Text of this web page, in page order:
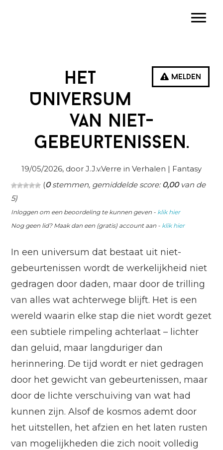
Melden
Het
Universum
van Niet-
Gebeurtenissen.
19/05/2026, door J.J.v.Verre in Verhalen | Fantasy
(0stemmen, gemiddelde score:0,00van de
5)
Inloggen om een beoordeling te kunnen geven - klik hier
Nog geen lid? Maak dan een (gratis) account aan - klik hier
In een universum dat bestaat uit niet-
gebeurtenissen wordt de werkelijkheid niet
gedragen door daden, maar door de trilling
van alles wat achterwege blijft. Het is een
wereld waarin elke stap die niet wordt gezet
een subtiele rimpeling achterlaat – lichter
dan geluid, maar langduriger dan
herinnering. De tijd wordt er niet gedragen
door het gewicht van gebeurtenissen, maar
door de lichte verschuiving van wat had
kunnen zijn. Alsof de kosmos ademt door
het uitstellen, het afzien en het laten rusten
van mogelijkheden die zich nooit volledig